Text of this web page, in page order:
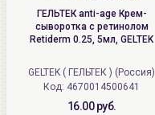
ГЕЛЬТЕК anti-age Крем-
сыворотка с ретинолом
Retiderm 0.25, 5мл, GELTEK
GELTEK ( ГЕЛЬТЕК ) (Россия)
Код: 4670014500641
16.00 руб.